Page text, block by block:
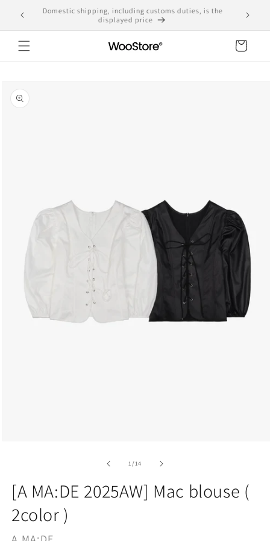
Skip to
content
Domestic shipping, including customs duties, is the
displayed price
Cart
product
information
1/of
14
[A MA:DE 2025AW] Mac blouse (
2color )